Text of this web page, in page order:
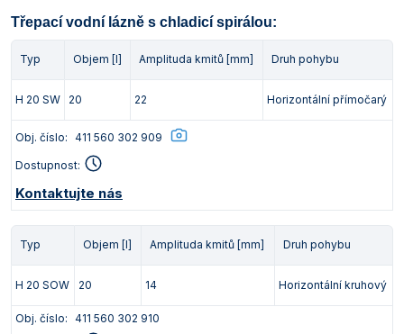
Třepací vodní lázně s chladicí spirálou:
Typ Objem [l] Amplituda kmitů [mm] Druh pohybu
H 20 SW 20 22 Horizontální přímočarý
Obj. číslo: 411 560 302 909
Dostupnost:
Kontaktujte nás
Typ Objem [l] Amplituda kmitů [mm] Druh pohybu
H 20 SOW 20 14 Horizontální kruhový
Obj. číslo: 411 560 302 910